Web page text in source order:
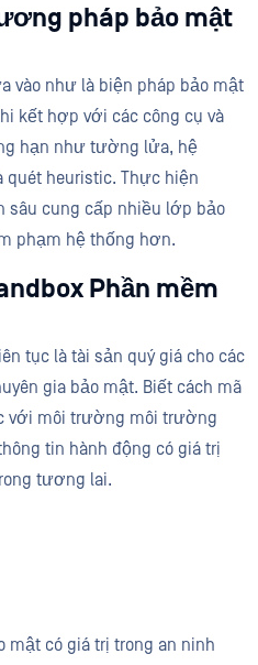
pháp bảo mật
vào như là biện pháp bảo mật
kết hợp với các công cụ và
hạn như tường lửa, hệ
quét heuristic. Thực hiện
sâu cung cấp nhiều lớp bảo
phạm hệ thống hơn.
Phần mềm
tục là tài sản quý giá cho các
gia bảo mật. Biết cách mã
với môi trường môi trường
tin hành động có giá trị
tương lai.
mật có giá trị trong an ninh